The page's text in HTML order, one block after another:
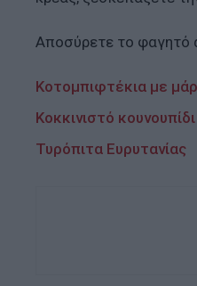
Αποσύρετε το φαγητό
Κοτομπιφτέκια με
Κοκκινιστό κουνουπίδι
Τυρόπιτα Ευρυτανίας